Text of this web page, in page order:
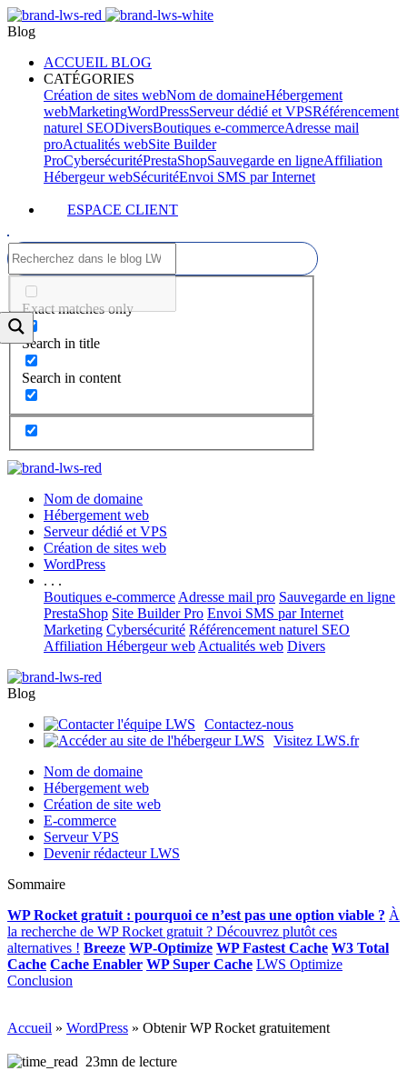
Blog
ACCUEIL BLOG
CATÉGORIES
Création de sites webNom de domaineHébergement
webMarketingWordPressServeur dédié et VPSRéférencement
naturel SEODiversBoutiques e-commerceAdresse mail
proActualités webSite Builder
ProCybersécuritéPrestaShopSauvegarde en ligneAffiliation
Hébergeur webSécuritéEnvoi SMS par Internet
ESPACE CLIENT
Exact matches only
Search in title
Search in content
Nom de domaine
Hébergement web
Serveur dédié et VPS
Création de sites web
WordPress
. . .
Boutiques e-commerce Adresse mail pro Sauvegarde en ligne
PrestaShop Site Builder Pro Envoi SMS par Internet
Marketing Cybersécurité Référencement naturel SEO
Affiliation Hébergeur web Actualités web Divers
Blog
Contactez-nous
Visitez LWS.fr
Nom de domaine
Hébergement web
Création de site web
E-commerce
Serveur VPS
Devenir rédacteur LWS
Sommaire
WP Rocket gratuit : pourquoi ce n’est pas une option viable ? À
la recherche de WP Rocket gratuit ? Découvrez plutôt ces
alternatives ! Breeze WP-Optimize WP Fastest Cache W3 Total
Cache Cache Enabler WP Super Cache LWS Optimize
Conclusion
Accueil » WordPress » Obtenir WP Rocket gratuitement
23mn de lecture